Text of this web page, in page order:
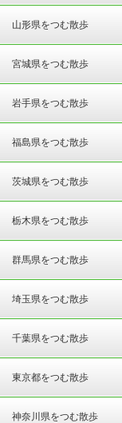
山形県をつむ散歩
宮城県をつむ散歩
岩手県をつむ散歩
福島県をつむ散歩
茨城県をつむ散歩
栃木県をつむ散歩
群馬県をつむ散歩
埼玉県をつむ散歩
千葉県をつむ散歩
東京都をつむ散歩
神奈川県をつむ散歩